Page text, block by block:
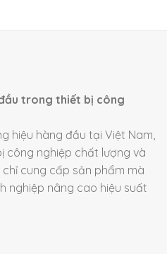
trong thiết bị công
hiệu hàng đầu tại Việt Nam,
công nghiệp chất lượng và
cung cấp sản phẩm mà
nghiệp nâng cao hiệu suất